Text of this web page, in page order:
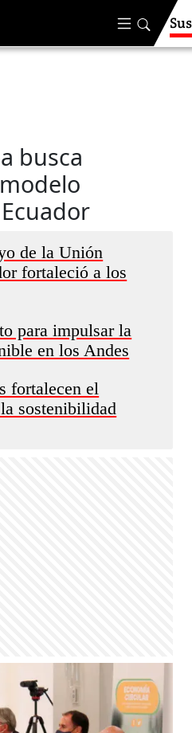
busca
de la Unión
fortaleció a los
para impulsar la
en los Andes
fortalecen el
sostenibilidad